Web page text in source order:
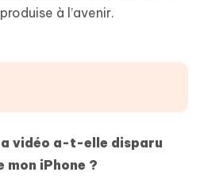
à l’avenir.
vidéo a-t-elle disparu
mon iPhone ?